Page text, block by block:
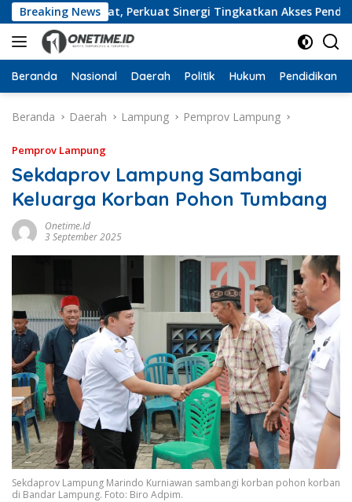
Langsung
ke
konten
Breaking News
Barat, Perkuat Sinergi Tingkatkan Akses Pendidikan
Beranda Nasional Daerah Politik Hukum Pendidikan
Beranda Daerah Lampung Pemprov Lampung
Pemprov Lampung
Sekdaprov Lampung Sambangi
Keluarga Korban Pohon Tumbang
Onetime.id
3 September 2025
Sekdaprov Lampung Marindo Kurniawan sambangi korban pohon korban
di Bandar Lampung. Foto: Biro Adpim.